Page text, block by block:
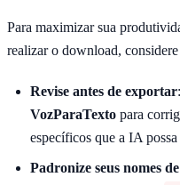
Para maximizar sua
realizar o download, considere
Revise antes de exportar
VozParaTexto para
específicos que a IA
Padronize seus nomes